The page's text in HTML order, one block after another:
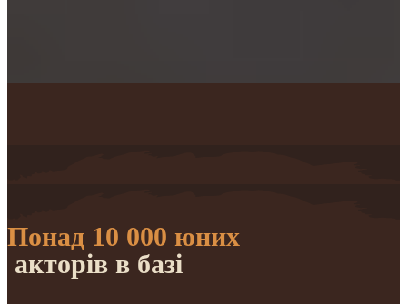
Понад 10 000 юних
акторів в базі